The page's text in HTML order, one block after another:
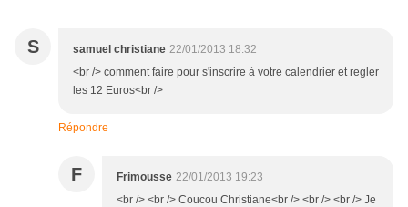
S samuel christiane 22/01/2013 18:32
<br /> comment faire pour s'inscrire à votre calendrier et regler
les 12 Euros<br />
Répondre
F Frimousse 22/01/2013 19:23
<br /> <br /> Coucou Christiane<br /> <br /> <br /> Je